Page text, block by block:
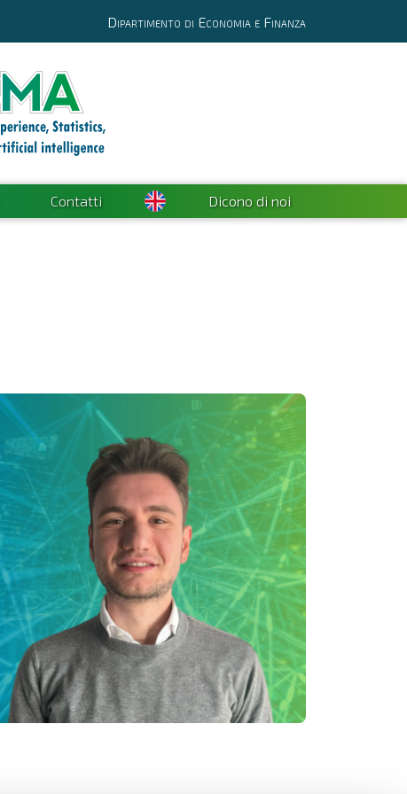
Dipartimento di Economia e Finanza
Contatti Dicono di noi